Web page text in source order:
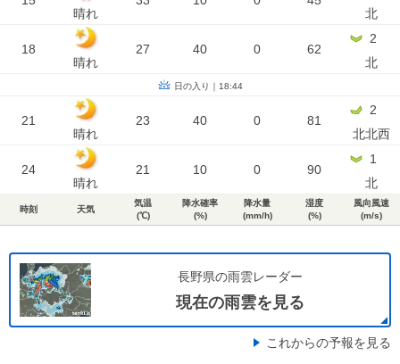
晴れ
北
18
晴れ
27 40 0 62
2
北
日の入り｜18:44
21
晴れ
23 40 0 81
2
北北西
24
晴れ
21 10 0 90
1
北
時刻 天気
気温
(℃)
降水確率
(%)
降水量
(mm/h)
湿度
(%)
風向風速
(m/s)
長野県の雨雲レーダー
現在の雨雲を見る
これからの予報を見る